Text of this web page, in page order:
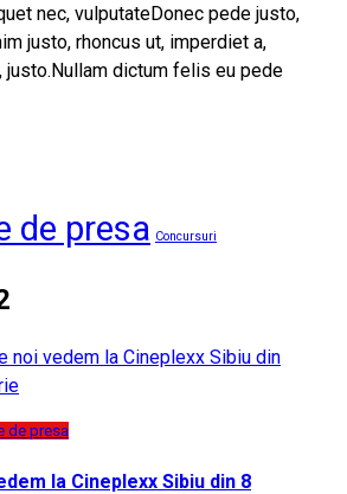
nec, vulputateDonec pede justo,
justo, rhoncus ut, imperdiet a,
justo.Nullam dictum felis eu pede
de presa Concursuri
de presa
la Cineplexx Sibiu din 8